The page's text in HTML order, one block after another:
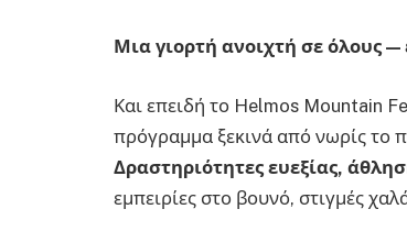
Μια γιορτή ανοιχτή σε όλους
Και επειδή το Helmos Mountain
πρόγραμμα ξεκινά από νωρίς το
Δραστηριότητες ευεξίας,
εμπειρίες στο βουνό, στιγμές